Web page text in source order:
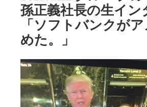
孫正義社長の生イン
「ソフトバンクが
めた。」